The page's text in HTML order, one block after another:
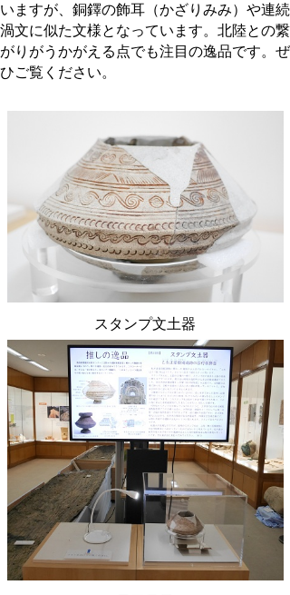
いますが、銅鐸の飾耳（かざりみみ）や連続
渦文に似た文様となっています。 北陸との繋
がりがうかがえる点でも注目の逸品です。ぜ
ひご覧ください。
スタンプ文土器